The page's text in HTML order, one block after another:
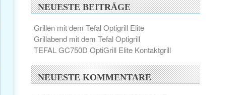
NEUESTE BEITRÄGE
Grillen mit dem Tefal Optigrill Elite
Grillabend mit dem Tefal Optigrill
TEFAL GC750D OptiGrill Elite Kontaktgrill
NEUESTE KOMMENTARE